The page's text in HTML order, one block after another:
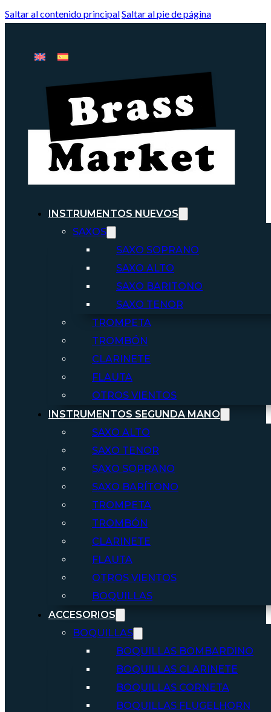
Saltar al contenido principalSaltar al pie de página
INSTRUMENTOS NUEVOS
SAXOS
SAXO SOPRANO
SAXO ALTO
SAXO BARITONO
SAXO TENOR
TROMPETA
TROMBÓN
CLARINETE
FLAUTA
OTROS VIENTOS
INSTRUMENTOS SEGUNDA MANO
SAXO ALTO
SAXO TENOR
SAXO SOPRANO
SAXO BARÍTONO
TROMPETA
TROMBÓN
CLARINETE
FLAUTA
OTROS VIENTOS
BOQUILLAS
ACCESORIOS
BOQUILLAS
BOQUILLAS BOMBARDINO
BOQUILLAS CLARINETE
BOQUILLAS CORNETA
BOQUILLAS FLUGELHORN